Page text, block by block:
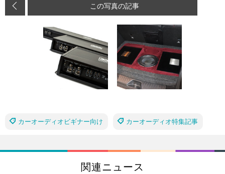
この写真の記事
カーオーディオビギナー向け カーオーディオ特集記事
関連ニュース